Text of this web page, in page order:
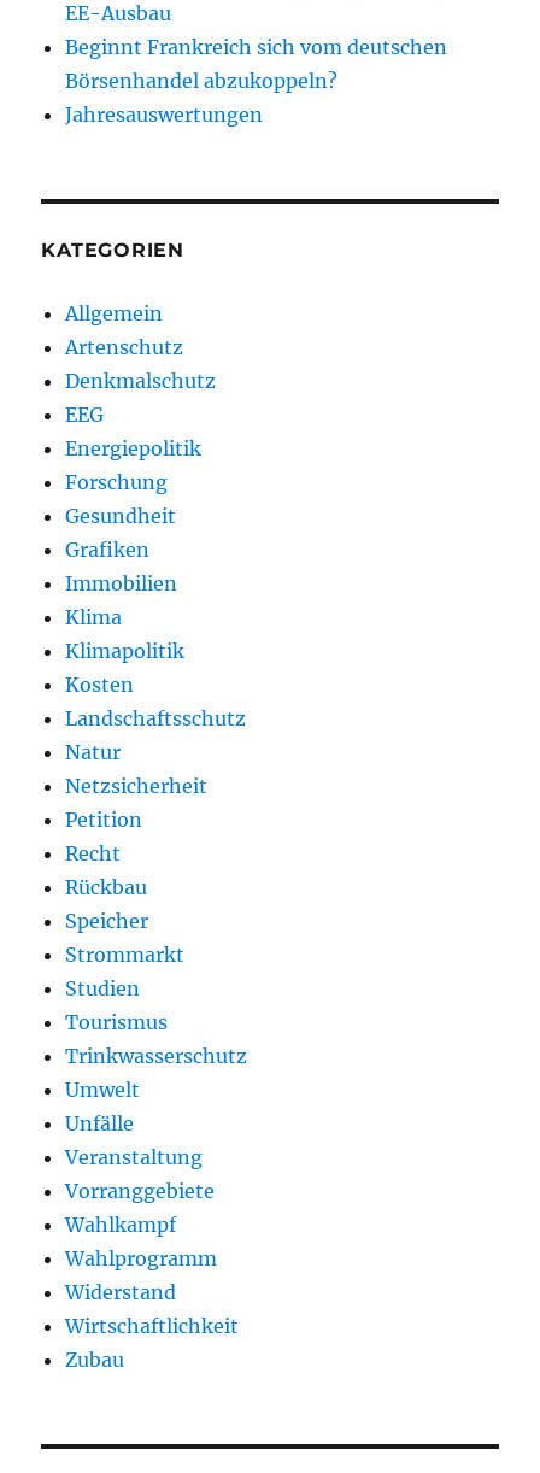
EE-Ausbau
Beginnt Frankreich sich vom deutschen
Börsenhandel abzukoppeln?
Jahresauswertungen
KATEGORIEN
Allgemein
Artenschutz
Denkmalschutz
EEG
Energiepolitik
Forschung
Gesundheit
Grafiken
Immobilien
Klima
Klimapolitik
Kosten
Landschaftsschutz
Natur
Netzsicherheit
Petition
Recht
Rückbau
Speicher
Strommarkt
Studien
Tourismus
Trinkwasserschutz
Umwelt
Unfälle
Veranstaltung
Vorranggebiete
Wahlkampf
Wahlprogramm
Widerstand
Wirtschaftlichkeit
Zubau